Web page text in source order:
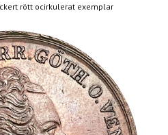
rött ocirkulerat exemplar